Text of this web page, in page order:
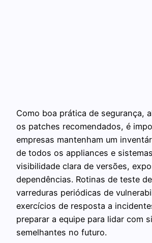
Como boa prática de segurança,
os patches recomendados, é
empresas mantenham um
de todos os appliances e
visibilidade clara de versões,
dependências. Rotinas de teste
varreduras periódicas de
exercícios de resposta a
preparar a equipe para lidar com
semelhantes no futuro.